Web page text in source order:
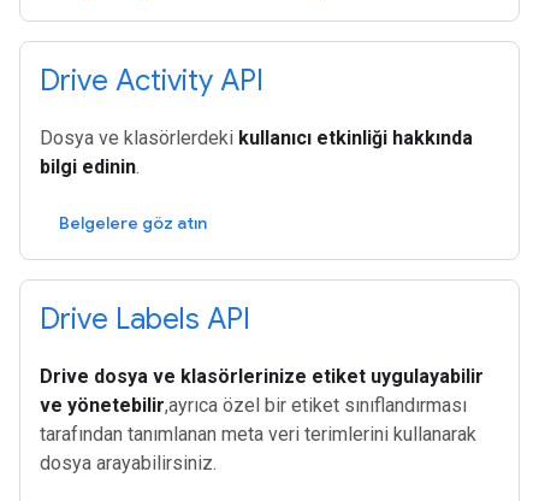
Drive Activity API
Dosya ve klasörlerdeki kullanıcı etkinliği hakkında
bilgi edinin.
Belgelere göz atın
Drive Labels API
Drive dosya ve klasörlerinize etiket uygulayabilir
ve yönetebilir,ayrıca özel bir etiket sınıflandırması
tarafından tanımlanan meta veri terimlerini kullanarak
dosya arayabilirsiniz.